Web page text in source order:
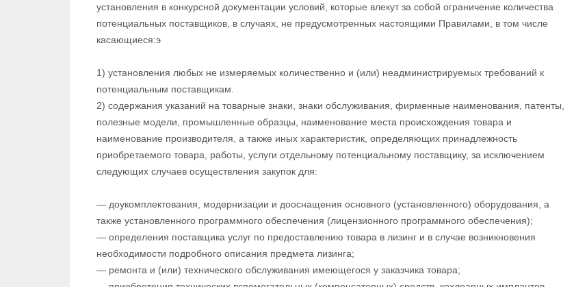
установления в конкурсной документации условий, которые влекут за собой ограничение количества
потенциальных поставщиков, в случаях, не предусмотренных настоящими Правилами, в том числе
касающиеся:э
1) установления любых не измеряемых количественно и (или) неадминистрируемых требований к
потенциальным поставщикам.
2) содержания указаний на товарные знаки, знаки обслуживания, фирменные наименования, патенты,
полезные модели, промышленные образцы, наименование места происхождения товара и
наименование производителя, а также иных характеристик, определяющих принадлежность
приобретаемого товара, работы, услуги отдельному потенциальному поставщику, за исключением
следующих случаев осуществления закупок для:
— доукомплектования, модернизации и дооснащения основного (установленного) оборудования, а
также установленного программного обеспечения (лицензионного программного обеспечения);
— определения поставщика услуг по предоставлению товара в лизинг и в случае возникновения
необходимости подробного описания предмета лизинга;
— ремонта и (или) технического обслуживания имеющегося у заказчика товара;